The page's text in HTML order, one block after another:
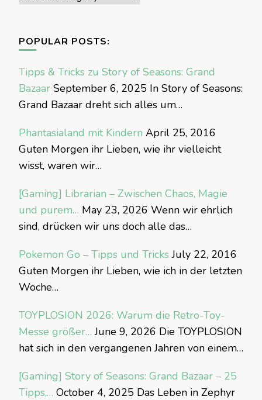
POPULAR POSTS:
Tipps & Tricks zu Story of Seasons: Grand
Bazaar September 6, 2025 In Story of Seasons:
Grand Bazaar dreht sich alles um…
Phantasialand mit Kindern April 25, 2016
Guten Morgen ihr Lieben, wie ihr vielleicht
wisst, waren wir…
[Gaming] Librarian – Zwischen Chaos, Magie
und purem… May 23, 2026 Wenn wir ehrlich
sind, drücken wir uns doch alle das…
Pokemon Go – Tipps und Tricks July 22, 2016
Guten Morgen ihr Lieben, wie ich in der letzten
Woche…
TOYPLOSION 2026: Warum die Retro-Toy-
Messe größer… June 9, 2026 Die TOYPLOSION
hat sich in den vergangenen Jahren von einem…
[Gaming] Story of Seasons: Grand Bazaar – 25
Tipps,… October 4, 2025 Das Leben in Zephyr